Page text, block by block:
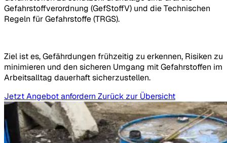
Gefahrstoffverordnung (GefStoffV) und die Technischen
Regeln für Gefahrstoffe (TRGS).
Ziel ist es, Gefährdungen frühzeitig zu erkennen, Risiken zu
minimieren und den sicheren Umgang mit Gefahrstoffen im
Arbeitsalltag dauerhaft sicherzustellen.
Jetzt Angebot anfordern Zurück zur Übersicht